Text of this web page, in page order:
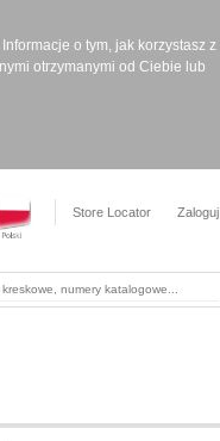
o tym, jak korzystasz z
otrzymanymi od Ciebie lub
Store Locator Zaloguj